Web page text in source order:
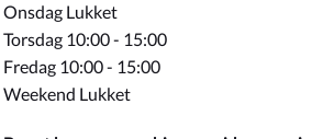
Onsdag Lukket
Torsdag 10:00 - 15:00
Fredag 10:00 - 15:00
Weekend Lukket